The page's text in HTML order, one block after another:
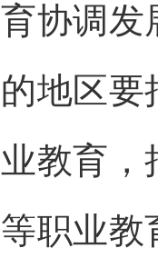
育协调发
的地区要
业教育，
等职业教